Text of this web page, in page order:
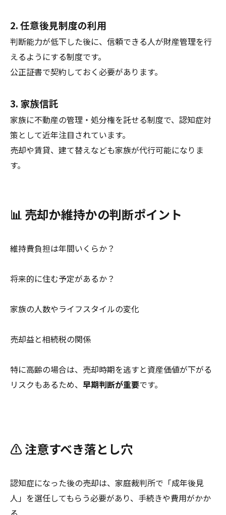
2. 任意後見制度の利用
判断能力が低下した後に、信頼できる人が財産管理を行
えるようにする制度です。
公正証書で契約しておく必要があります。
3. 家族信託
家族に不動産の管理・処分権を託せる制度で、認知症対
策として近年注目されています。
売却や賃貸、建て替えなども家族が代行可能になりま
す。
📊 売却か維持かの判断ポイント
維持費負担は年間いくらか？
将来的に住む予定があるか？
家族の人数やライフスタイルの変化
売却益と相続税の関係
特に高齢の場合は、売却時期を逃すと資産価値が下がる
リスクもあるため、 早期判断が重要です。
⚠️ 注意すべき落とし穴
認知症になった後の売却は、家庭裁判所で「成年後見
人」を選任してもらう必要があり、手続きや費用がかか